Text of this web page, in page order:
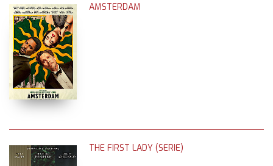
AMSTERDAM
THE FIRST LADY (SERIE)